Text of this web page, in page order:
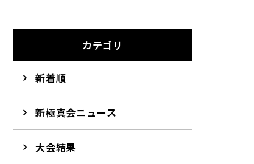
カテゴリ
新着順
新極真会ニュース
大会結果